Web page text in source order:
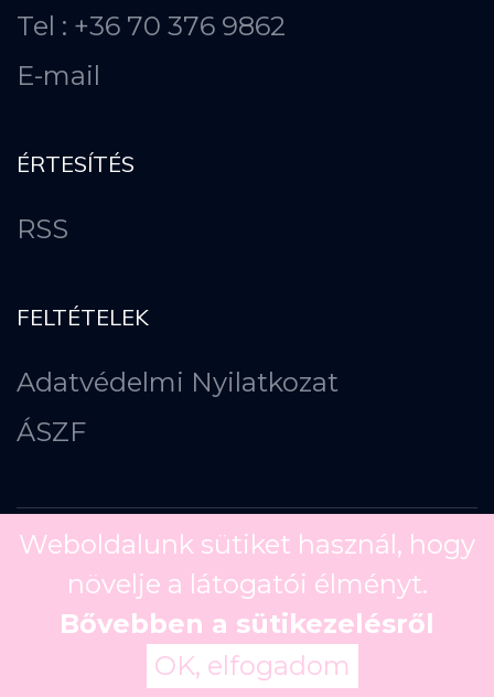
Tel : +36 70 376 9862
E-mail
ÉRTESÍTÉS
RSS
FELTÉTELEK
Adatvédelmi Nyilatkozat
ÁSZF
Copyright © 2026
Weboldalunk sütiket használ, hogy
növelje a látogatói élményt.
Bővebben a sütikezelésről
OK, elfogadom